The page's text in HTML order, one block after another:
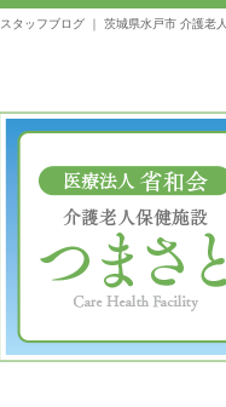
スタッフブログ ｜ 茨城県水戸市 介護老